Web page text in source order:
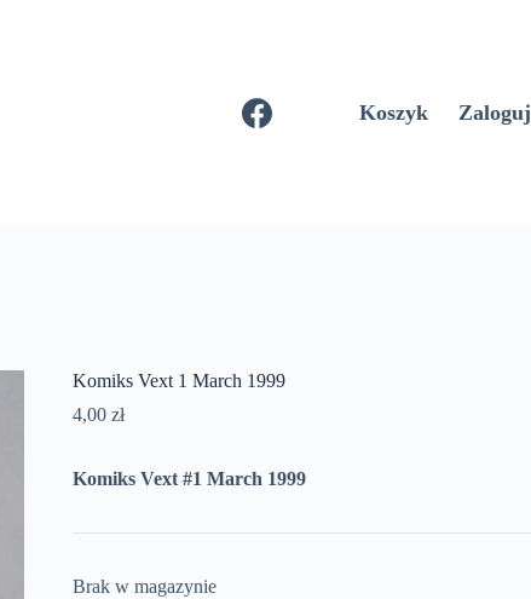
Koszyk Zaloguj
Komiks Vext 1 March 1999
4,00 zł
Komiks Vext #1 March 1999
Brak w magazynie